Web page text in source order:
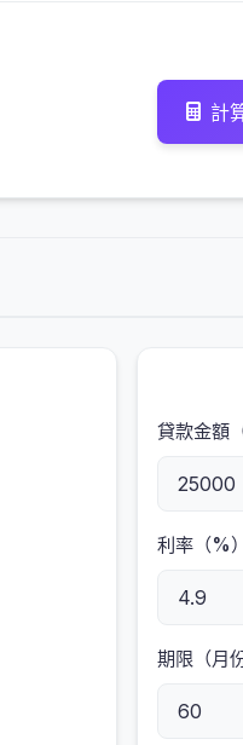
計
貸款金額
利率（%）
期限（月份